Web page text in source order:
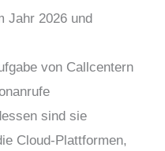
Jahr 2026 und
von Callcentern
sind sie
Cloud-Plattformen,